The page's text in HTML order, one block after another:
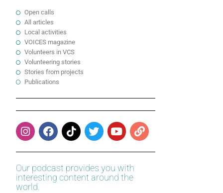
Open calls
All articles
Local activities
VOICES magazine
Volunteers in VCS
Volunteering stories
Stories from projects
Publications
Our podcast provides you with
interesting content around the
world.